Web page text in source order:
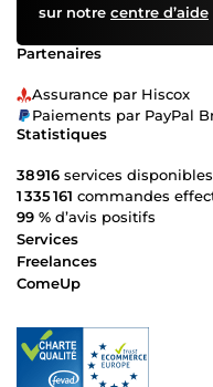
sur notre centre d’aide
Partenaires
Assurance par Hiscox
Paiements par PayPal
Statistiques
38 916 services disponibles
1 335 161 commandes
99 % d’avis positifs
Services
Freelances
ComeUp